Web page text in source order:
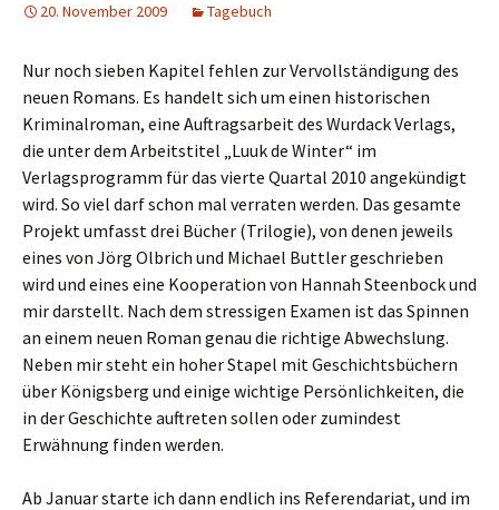
20. November 2009 Tagebuch
Nur noch sieben Kapitel fehlen zur Vervollständigung des
neuen Romans. Es handelt sich um einen historischen
Kriminalroman, eine Auftragsarbeit des Wurdack Verlags,
die unter dem Arbeitstitel „Luuk de Winter“ im
Verlagsprogramm für das vierte Quartal 2010 angekündigt
wird. So viel darf schon mal verraten werden. Das gesamte
Projekt umfasst drei Bücher (Trilogie), von denen jeweils
eines von Jörg Olbrich und Michael Buttler geschrieben
wird und eines eine Kooperation von Hannah Steenbock und
mir darstellt. Nach dem stressigen Examen ist das Spinnen
an einem neuen Roman genau die richtige Abwechslung.
Neben mir steht ein hoher Stapel mit Geschichtsbüchern
über Königsberg und einige wichtige Persönlichkeiten, die
in der Geschichte auftreten sollen oder zumindest
Erwähnung finden werden.
Ab Januar starte ich dann endlich ins Referendariat, und im